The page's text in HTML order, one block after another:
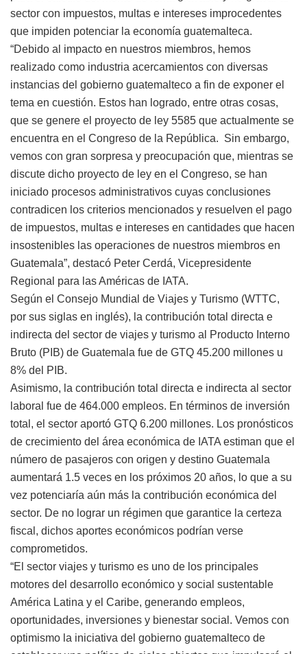
sector con impuestos, multas e intereses improcedentes
que impiden potenciar la economía guatemalteca.
“Debido al impacto en nuestros miembros, hemos
realizado como industria acercamientos con diversas
instancias del gobierno guatemalteco a fin de exponer el
tema en cuestión. Estos han logrado, entre otras cosas,
que se genere el proyecto de ley 5585 que actualmente se
encuentra en el Congreso de la República. Sin embargo,
vemos con gran sorpresa y preocupación que, mientras se
discute dicho proyecto de ley en el Congreso, se han
iniciado procesos administrativos cuyas conclusiones
contradicen los criterios mencionados y resuelven el pago
de impuestos, multas e intereses en cantidades que hacen
insostenibles las operaciones de nuestros miembros en
Guatemala”, destacó Peter Cerdá, Vicepresidente
Regional para las Américas de IATA.
Según el Consejo Mundial de Viajes y Turismo (WTTC,
por sus siglas en inglés), la contribución total directa e
indirecta del sector de viajes y turismo al Producto Interno
Bruto (PIB) de Guatemala fue de GTQ 45.200 millones u
8% del PIB.
Asimismo, la contribución total directa e indirecta al sector
laboral fue de 464.000 empleos. En términos de inversión
total, el sector aportó GTQ 6.200 millones. Los pronósticos
de crecimiento del área económica de IATA estiman que el
número de pasajeros con origen y destino Guatemala
aumentará 1.5 veces en los próximos 20 años, lo que a su
vez potenciaría aún más la contribución económica del
sector. De no lograr un régimen que garantice la certeza
fiscal, dichos aportes económicos podrían verse
comprometidos.
“El sector viajes y turismo es uno de los principales
motores del desarrollo económico y social sustentable
América Latina y el Caribe, generando empleos,
oportunidades, inversiones y bienestar social. Vemos con
optimismo la iniciativa del gobierno guatemalteco de